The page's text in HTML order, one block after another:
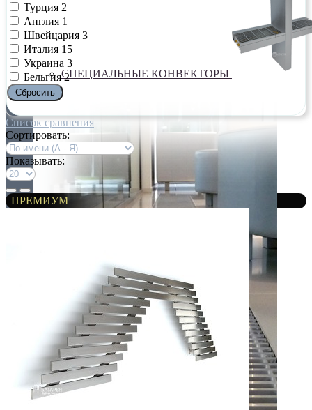
СПЕЦИАЛЬНЫЕ КОНВЕКТОРЫ
Турция 2
Англия 1
Швейцария 3
Италия 15
Украина 3
Бельгия 2
Сбросить
Список сравнения
Сортировать:
Показывать:
ПРЕМИУМ